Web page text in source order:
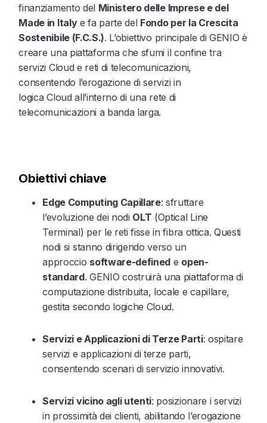
finanziamento del Ministero delle Imprese e del
Made in Italye fa parte del Fondo per la Crescita
Sostenibile (F.C.S.). L’obiettivo principale di GENIO è
creare una piattaforma che sfumi il confine tra
servizi Cloud e reti di telecomunicazioni,
consentendo l’erogazione di servizi in
logica Cloud all’interno di una rete di
telecomunicazioni a banda larga.
Obiettivi chiave
Edge Computing Capillare: sfruttare
l’evoluzione dei nodi OLT (Optical Line
Terminal) per le reti fisse in fibra ottica. Questi
nodi si stanno dirigendo verso un
approccio software-defined e open-
standard. GENIO costruirà una piattaforma di
computazione distribuita, locale e capillare,
gestita secondo logiche Cloud.
Servizi e Applicazioni di Terze Parti: ospitare
servizi e applicazioni di terze parti,
consentendo scenari di servizio innovativi.
Servizi vicino agli utenti: posizionare i servizi
in prossimità dei clienti, abilitando l’erogazione